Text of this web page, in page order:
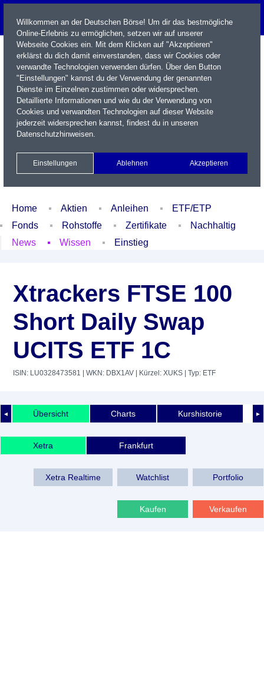
Name / WKN / ISIN / Kürzel
Xetra Realtime
Watchlist Portfolio Login
Home Aktien Anleihen
ETF/ETP
Fonds
Rohstoffe Zertifikate
Nachhaltig
News
Wissen Einstieg
Xtrackers FTSE 100
Short Daily Swap
UCITS ETF 1C
ISIN: LU0328473581 | WKN: DBX1AV | Kürzel: XUKS | Typ: ETF
◄ ►
Übersicht Charts Kurshistorie
Xetra Frankfurt
Xetra Realtime Watchlist Portfolio
Kaufen Verkaufen
Willkommen an der Deutschen Börse! Um dir das bestmögliche
Online-Erlebnis zu ermöglichen, setzen wir auf unserer
Webseite Cookies ein. Mit dem Klicken auf "Akzeptieren"
erklärst du dich damit einverstanden, dass wir Cookies oder
verwandte Technologien verwenden dürfen. Über den Button
"Einstellungen" kannst du der Verwendung der genannten
Dienste im Einzelnen zustimmen oder widersprechen.
Detaillierte Informationen und wie du der Verwendung von
Cookies und verwandten Technologien auf dieser Website
jederzeit widersprechen kannst, findest du in unseren
Datenschutzhinweisen.
Einstellungen Ablehnen Akzeptieren